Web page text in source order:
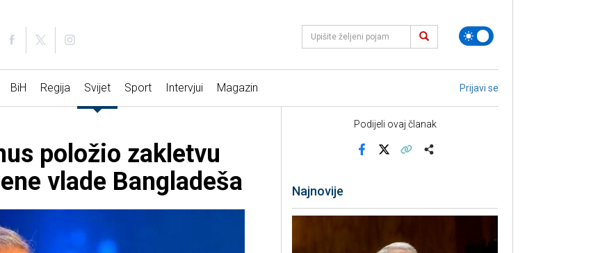
BiH Regija Svijet Sport Intervjui Magazin Prijavi se
položio zakletvu
vlade Bangladeša
Podijeli ovaj članak
Najnovije